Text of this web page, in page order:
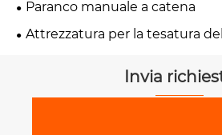
Paranco manuale a catena
Attrezzatura per la tesatura
Invia